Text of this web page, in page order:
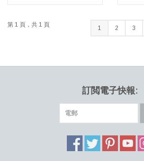
第 1 頁，共 1 頁 1 2 3
訂閲電子快報: